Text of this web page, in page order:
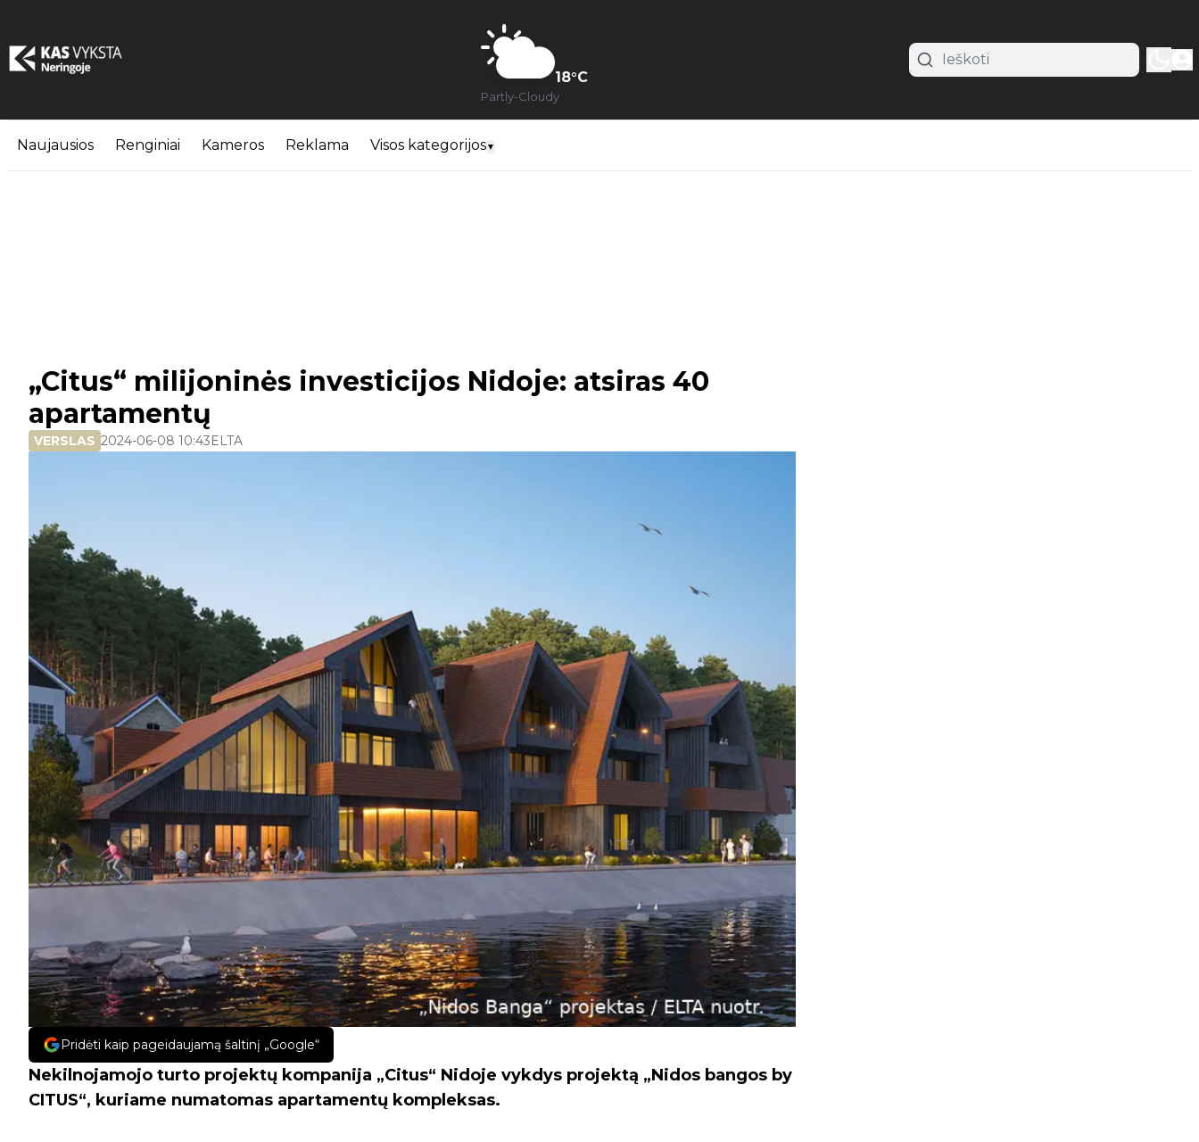
18°C
Partly-Cloudy
Naujausios Renginiai Kameros Reklama Visos kategorijos▼
„Citus“ milijoninės investicijos Nidoje: atsiras 40
apartamentų
VERSLAS 2024-06-08 10:43ELTA
Pridėti kaip pageidaujamą šaltinį „Google“
Nekilnojamojo turto projektų kompanija „Citus“ Nidoje vykdys projektą „Nidos bangos by
CITUS“, kuriame numatomas apartamentų kompleksas.